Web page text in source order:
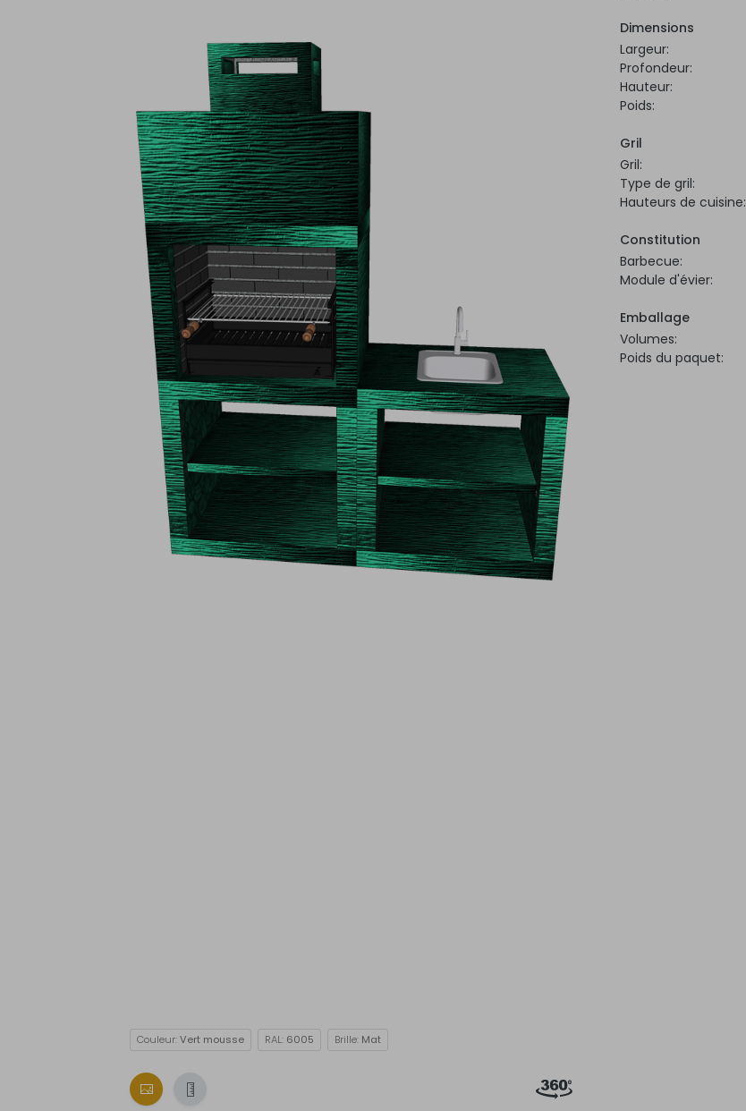
Couleur:Vert mousse RAL: 6005 Brille: Mat
Dimensions
Largeur:
Profondeur:
Hauteur:
Poids:
Gril
Gril:
Type de gril:
Hauteurs de cuisine:
Constitution
Barbecue:
Module d'évier:
Emballage
Volumes:
Poids du paquet: